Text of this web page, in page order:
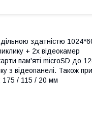
здатністю
+ 2х відеокамер
пам'яті microSD до
з відеопанелі. Також
175 / 115 / 20 мм